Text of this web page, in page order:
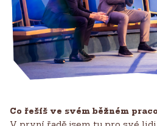
Co řešíš ve svém běžném
V první řadě jsem tu pro své